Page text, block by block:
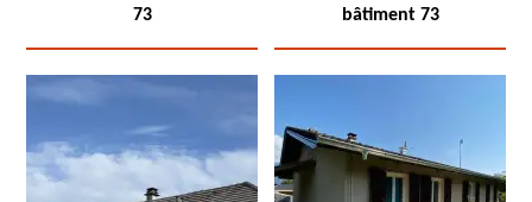
73
bâtiment 73